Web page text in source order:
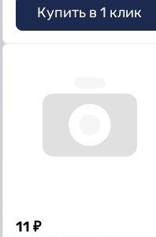
Купить в 1 клик
11 ₽